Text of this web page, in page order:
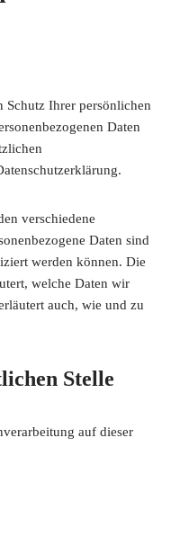
Schutz Ihrer persönlichen
Daten
verschiedene
Daten sind
werden können. Die
welche Daten wir
auch, wie und zu
Stelle
auf dieser